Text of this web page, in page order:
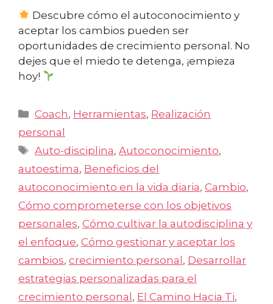
Descubre cómo el autoconocimiento y
aceptar los cambios pueden ser
oportunidades de crecimiento personal. No
dejes que el miedo te detenga, ¡empieza
hoy!
Categorías
Coach, Herramientas, Realización
personal
Etiquetas
Auto-disciplina,Autoconocimiento,
autoestima, Beneficios del
autoconocimiento en la vida diaria, Cambio,
Cómo comprometerse con los objetivos
personales, Cómo cultivar la autodisciplina y
el enfoque, Cómo gestionar y aceptar los
cambios, crecimiento personal , Desarrollar
estrategias personalizadas para el
crecimiento personal , El Camino Hacia Ti,